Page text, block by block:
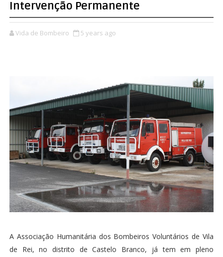
Intervenção Permanente
Vida de Bombeiro 5 years ago
A Associação Humanitária dos Bombeiros Voluntários de Vila
de Rei, no distrito de Castelo Branco, já tem em pleno